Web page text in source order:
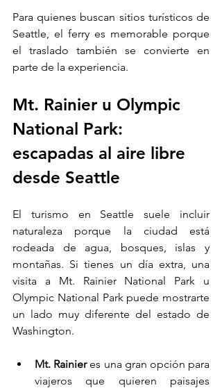
Para quienes buscan sitios turísticos de
Seattle, el ferry es memorable porque
el traslado también se convierte en
parte de la experiencia.
Mt. Rainier u Olympic
National Park:
escapadas al aire libre
desde Seattle
El turismo en Seattle suele incluir
naturaleza porque la ciudad está
rodeada de agua, bosques, islas y
montañas. Si tienes un día extra, una
visita a Mt. Rainier National Park u
Olympic National Park puede mostrarte
un lado muy diferente del estado de
Washington.
Mt. Rainier es una gran opción para
viajeros que quieren paisajes